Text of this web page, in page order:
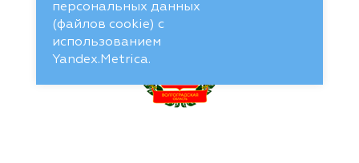
персональных данных
(файлов cookie) с
использованием
Yandex.Metrica.